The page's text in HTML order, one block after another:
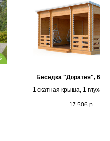
Беседка "Доратея", 6х4
1 скатная крыша, 1 глухая
17 506 р.